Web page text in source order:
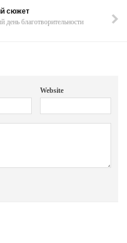
сюжет
благотворительности
Website